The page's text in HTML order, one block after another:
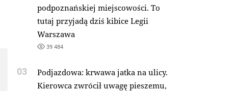
podpoznańskiej miejscowości. To
tutaj przyjadą dziś kibice Legii
Warszawa
39 484
03
Podjazdowa: krwawa jatka na ulicy.
Kierowca zwrócił uwagę pieszemu,